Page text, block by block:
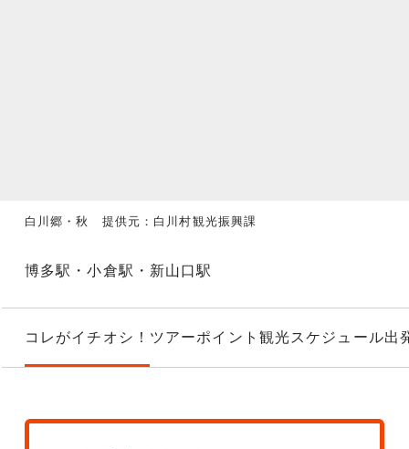
白川郷・秋 提供元：白川村観光振興課
博多駅・小倉駅・新山口駅
コレがイチオシ！ ツアーポイント 観光スケジュール出